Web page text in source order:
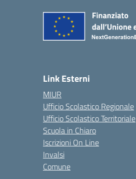
Link Esterni
MIUR
Ufficio Scolastico Regionale
Ufficio Scolastico Territoriale
Scuola in Chiaro
Iscrizioni On Line
Invalsi
Comune